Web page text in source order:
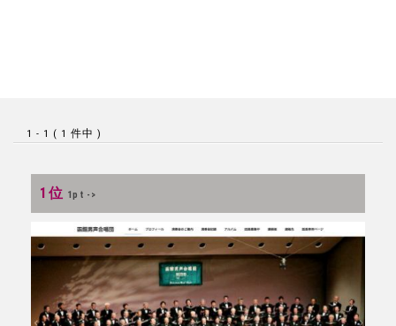
1 - 1 ( 1 件中 )
1位 1pt ->